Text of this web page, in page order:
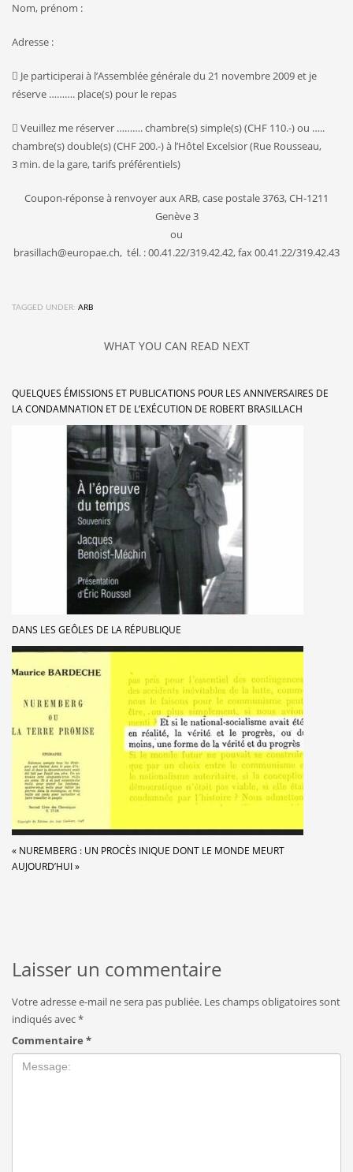
Nom, prénom :
Adresse :
 Je participerai à l’Assemblée générale du 21 novembre 2009 et je
réserve ………. place(s) pour le repas
 Veuillez me réserver ………. chambre(s) simple(s) (CHF 110.-) ou …..
chambre(s) double(s) (CHF 200.-) à l’Hôtel Excelsior (Rue Rousseau,
3 min. de la gare, tarifs préférentiels)
Coupon-réponse à renvoyer aux ARB, case postale 3763, CH-1211
Genève 3
ou
brasillach@europae.ch, tél. : 00.41.22/319.42.42, fax 00.41.22/319.42.43
TAGGED UNDER: ARB
WHAT YOU CAN READ NEXT
QUELQUES ÉMISSIONS ET PUBLICATIONS POUR LES ANNIVERSAIRES DE
LA CONDAMNATION ET DE L’EXÉCUTION DE ROBERT BRASILLACH
DANS LES GEÔLES DE LA RÉPUBLIQUE
« NUREMBERG : UN PROCÈS INIQUE DONT LE MONDE MEURT
AUJOURD’HUI »
Laisser un commentaire
Votre adresse e-mail ne sera pas publiée. Les champs obligatoires sont
indiqués avec*
Commentaire *